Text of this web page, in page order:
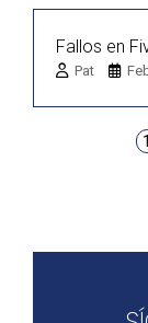
Fallos en
Pat
1